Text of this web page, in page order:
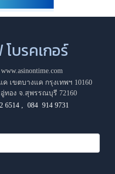
บรคเกอร์
www.asinontime.com
เขตบางแค กรุงเทพฯ 10160
ทอง จ.สุพรรณบุรี 72160
6514 ,084 914 9731